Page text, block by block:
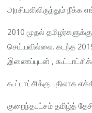
அரசியலிலிருந்தும் நீக்க
2010 முதல்
செய்யவில்லை. கடந்த
இணைப்புடன் ,
கூட்டாட்சிக்கு பதிலாக
குறைந்தபட்சம் தமிழ்த்